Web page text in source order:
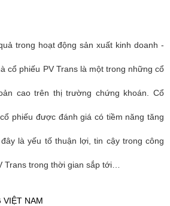
trong hoạt động sản xuất kinh doanh -
cổ phiếu PV Trans là một trong những cổ
cao trên thị trường chứng khoán. Cổ
phiếu được đánh giá có tiềm năng tăng
là yếu tố thuận lợi, tin cậy trong công
Trans trong thời gian sắp tới…
VIỆT NAM